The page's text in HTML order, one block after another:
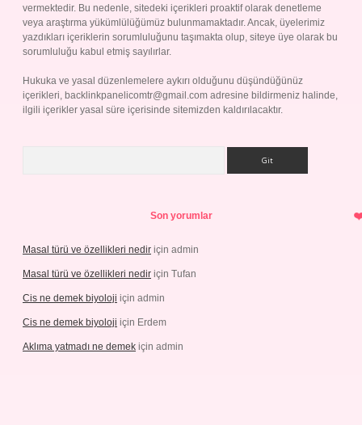
vermektedir. Bu nedenle, sitedeki içerikleri proaktif olarak denetleme
veya araştırma yükümlülüğümüz bulunmamaktadır. Ancak, üyelerimiz
yazdıkları içeriklerin sorumluluğunu taşımakta olup, siteye üye olarak bu
sorumluluğu kabul etmiş sayılırlar.
Hukuka ve yasal düzenlemelere aykırı olduğunu düşündüğünüz
içerikleri, backlinkpanelicomtr@gmail.com adresine bildirmeniz halinde,
ilgili içerikler yasal süre içerisinde sitemizden kaldırılacaktır.
Son yorumlar
Masal türü ve özellikleri nedir için admin
Masal türü ve özellikleri nedir için Tufan
Cis ne demek biyoloji için admin
Cis ne demek biyoloji için Erdem
Aklıma yatmadı ne demek için admin